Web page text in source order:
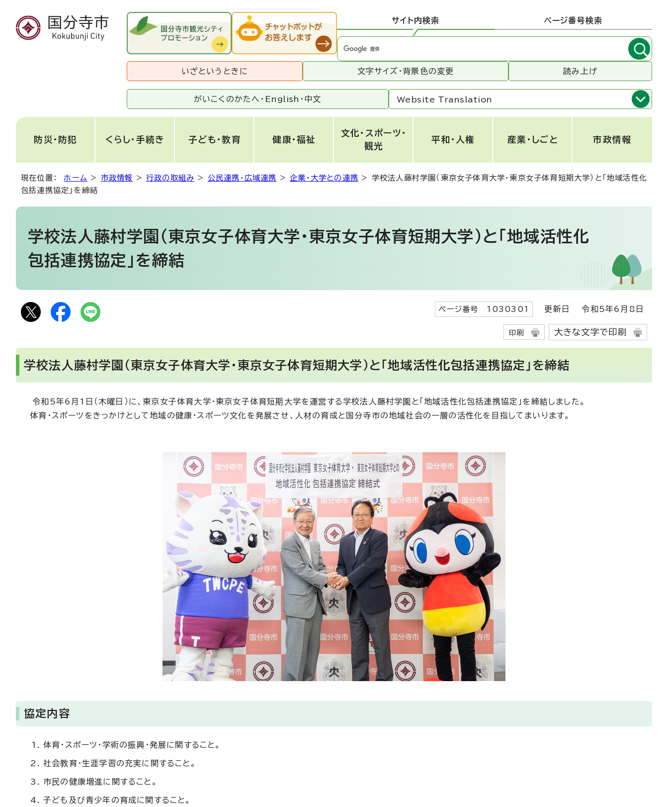
サイト内検索 ページ番号検索
いざというときに 文字サイズ・背景色の変更 読み上げ
がいこくのかたへ・ English ・ 中文 Website Translation
防災・防犯 くらし・手続き 子ども・教育 健康・福祉
文化・スポーツ・
観光
平和・人権 産業・しごと 市政情報
現在位置： ホーム > 市政情報 >行政の取組み > 公民連携・広域連携 >企業・大学との連携 > 学校法人藤村学園（東京女子体育大学・東京女子体育短期大学）と「地域活性化
包括連携協定」を締結
学校法人藤村学園（東京女子体育大学・東京女子体育短期大学）と「地域活性化
包括連携協定」を締結
ページ番号 1030301 更新日 令和5年6月8日
印刷 大きな文字で印刷
学校法人藤村学園（東京女子体育大学・東京女子体育短期大学）と「地域活性化包括連携協定」を締結
令和5年6月1日（木曜日）に、東京女子体育大学・東京女子体育短期大学を運営する学校法人藤村学園と「地域活性化包括連携協定」を締結しました。
体育・スポーツをきっかけとして地域の健康・スポーツ文化を発展させ、人材の育成と国分寺市の地域社会の一層の活性化を目指してまいります。
協定内容
体育・スポーツ・学術の振興・発展に関すること。
社会教育・生涯学習の充実に関すること。
市民の健康増進に関すること。
子ども及び青少年の育成に関すること。